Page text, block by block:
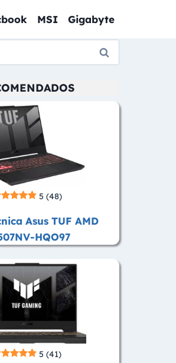
MSI Gigabyte
5 (48)
Asus TUF AMD
HQO97
5 (41)